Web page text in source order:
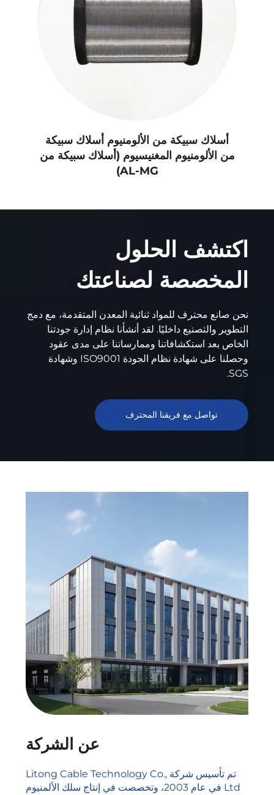
أسلاك سبيكة من الألومنيوم أسلاك سبيكة
من الألومنيوم المغنيسيوم (أسلاك سبيكة من
AL-MG)
اكتشف الحلول
المخصصة لصناعتك
نحن صانع محترف للمواد ثنائية المعدن المتقدمة، مع دمج
التطوير والتصنيع داخليًا. لقد أنشأنا نظام إدارة جودتنا
الخاص بعد استكشافاتنا وممارساتنا على مدى عقود
وحصلنا على شهادة نظام الجودة ISO9001 وشهادة
SGS.
تواصل مع فريقنا المحترف
عن الشركة
تم تأسيس شركة Litong Cable Technology Co.,
Ltd في عام 2003، وتخصصت في إنتاج سلك الألمنيوم